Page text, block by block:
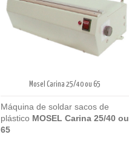
Mosel Carina 25/40 ou 65
Máquina de soldar sacos de
plástico MOSEL Carina 25/40 ou
65